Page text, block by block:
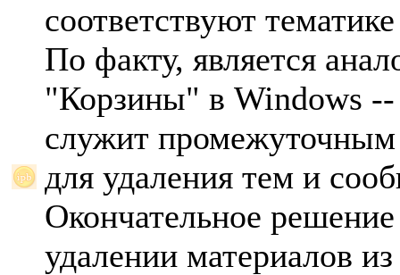
соответствуют
По факту, является
"Корзины" в Windows --
служит промежуточным
для удаления тем и
Окончательное
удалении материалов из